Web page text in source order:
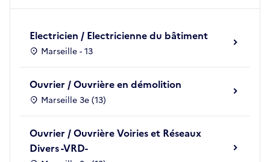
Electricien / Electricienne du bâtiment
Marseille - 13
Ouvrier / Ouvrière en démolition
Marseille 3e (13)
Ouvrier / Ouvrière Voiries et Réseaux
Divers -VRD-